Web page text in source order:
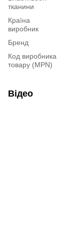
тканини
Країна
виробник
Бренд
Код виробника
товару (MPN)
Відео